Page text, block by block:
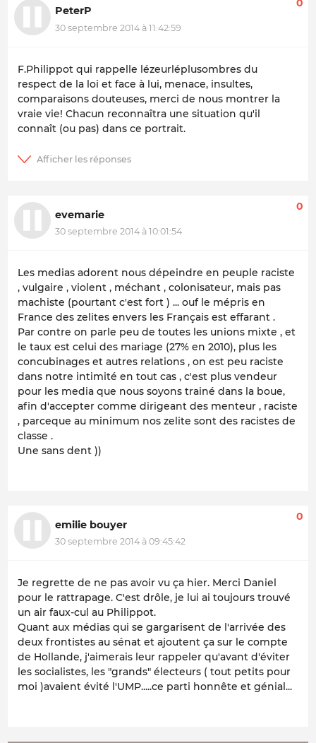
PeterP
30 septembre 2014 à 11:42:59
0
F.Philippot qui rappelle lézeurléplusombres du
respect de la loi et face à lui, menace, insultes,
comparaisons douteuses, merci de nous montrer la
vraie vie! Chacun reconnaîtra une situation qu'il
connaît (ou pas) dans ce portrait.
evemarie
30 septembre 2014 à 10:01:54
0
Les medias adorent nous dépeindre en peuple raciste
, vulgaire , violent , méchant , colonisateur, mais pas
machiste (pourtant c'est fort ) ... ouf le mépris en
France des zelites envers les Français est effarant .
Par contre on parle peu de toutes les unions mixte , et
le taux est celui des mariage (27% en 2010), plus les
concubinages et autres relations , on est peu raciste
dans notre intimité en tout cas , c'est plus vendeur
pour les media que nous soyons trainé dans la boue,
afin d'accepter comme dirigeant des menteur , raciste
, parceque au minimum nos zelite sont des racistes de
classe .
Une sans dent ))
emilie bouyer
30 septembre 2014 à 09:45:42
0
Je regrette de ne pas avoir vu ça hier. Merci Daniel
pour le rattrapage. C'est drôle, je lui ai toujours trouvé
un air faux-cul au Philippot.
Quant aux médias qui se gargarisent de l'arrivée des
deux frontistes au sénat et ajoutent ça sur le compte
de Hollande, j'aimerais leur rappeler qu'avant d'éviter
les socialistes, les "grands" électeurs ( tout petits pour
moi )avaient évité l'UMP.....ce parti honnête et génial...